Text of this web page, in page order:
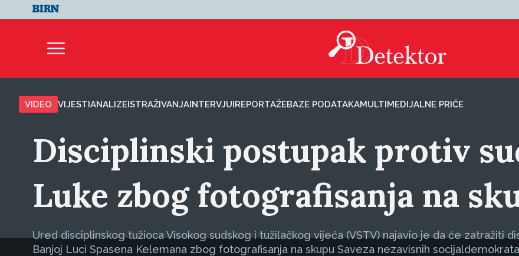
VIDEO VIJESTIANALIZEISTRAŽIVANJAINTERVJUIREPORTAŽEBAZE PODATAKAMULTIMEDIJALNE PRIČE
Disciplinski postupak protiv
Luke zbog fotografisanja na
Ured disciplinskog tužioca Visokog sudskog i tužilačkog vijeća (VSTV) najavio je da će zatražiti
Banjoj Luci Spasena Kelemana zbog fotografisanja na skupu Saveza nezavisnih